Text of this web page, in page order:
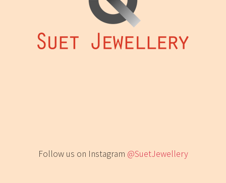
Follow us on Instagram @SuetJewellery